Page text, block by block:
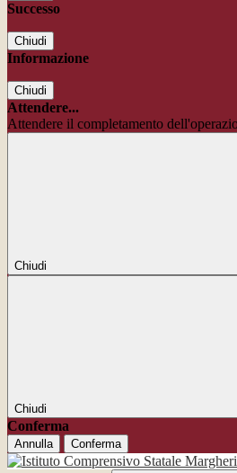
Successo
Chiudi
Informazione
Chiudi
Attendere...
Attendere il completamento
Chiudi
Chiudi
Conferma
Annulla Conferma